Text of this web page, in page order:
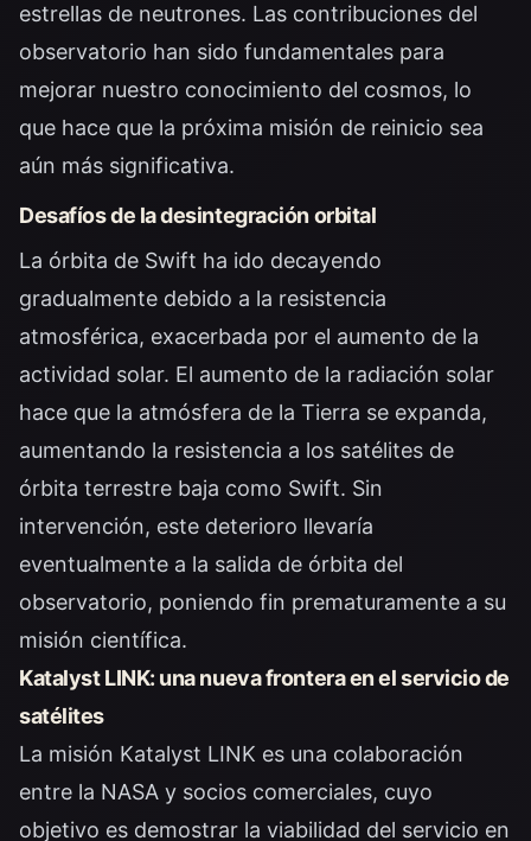
estrellas de neutrones. Las contribuciones del
observatorio han sido fundamentales para
mejorar nuestro conocimiento del cosmos, lo
que hace que la próxima misión de reinicio sea
aún más significativa.
Desafíos de la desintegración orbital
La órbita de Swift ha ido decayendo
gradualmente debido a la resistencia
atmosférica, exacerbada por el aumento de la
actividad solar. El aumento de la radiación solar
hace que la atmósfera de la Tierra se expanda,
aumentando la resistencia a los satélites de
órbita terrestre baja como Swift. Sin
intervención, este deterioro llevaría
eventualmente a la salida de órbita del
observatorio, poniendo fin prematuramente a su
misión científica.
Katalyst LINK: una nueva frontera en el servicio de
satélites
La misión Katalyst LINK es una colaboración
entre la NASA y socios comerciales, cuyo
objetivo es demostrar la viabilidad del servicio en